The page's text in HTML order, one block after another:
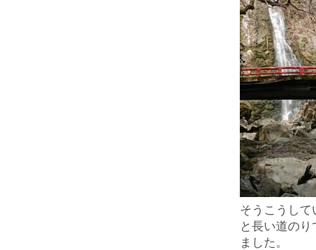
そうこうし
と長い道の
ました。